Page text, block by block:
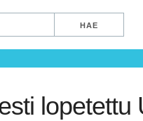
lopetettu